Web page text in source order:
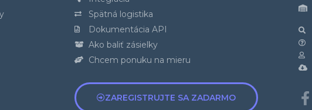
Spätná logistika
Dokumentácia API
Ako baliť zásielky
Chcem ponuku na mieru
ZAREGISTRUJTE SA ZADARMO